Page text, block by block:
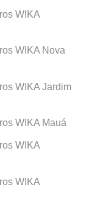
WIKA
WIKA Nova
WIKA Jardim
WIKA Mauá
WIKA
WIKA